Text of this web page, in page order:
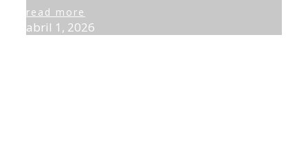
read more
abril 1, 2026